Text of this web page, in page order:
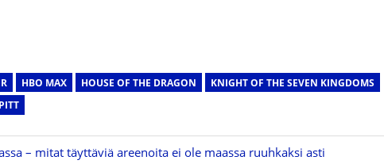
HBO MAX HOUSE OF THE DRAGON
KNIGHT OF THE SEVEN KINGDOMS
– mitat täyttäviä areenoita ei ole maassa ruuhkaksi asti